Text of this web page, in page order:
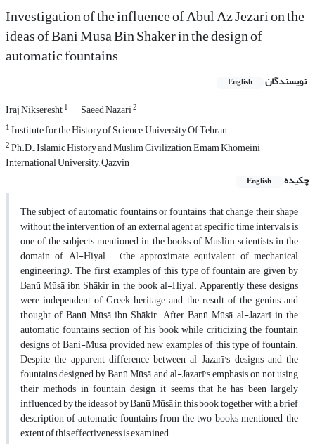
Investigation of the influence of Abul Az Jezari on the
ideas of Bani Musa Bin Shaker in the design of
automatic fountains
نویسندگان English
Iraj Nikseresht1 Saeed Nazari2
1Institute for the History of Science, University Of Tehran,
2Ph.D., Islamic History and Muslim Civilization, Emam Khomeini
International University, Qazvin
چکیده
English
The subject of automatic fountains or fountains that change their shape
without the intervention of an external agent at specific time intervals is
one of the subjects mentioned in the books of Muslim scientists in the
domain of Al-Hiyal. , (the approximate equivalent of mechanical
engineering). The first examples of this type of fountain are given by
Banū Mūsā ibn Shākir in the book al-Hiyal. Apparently these designs
were independent of Greek heritage and the result of the genius and
thought of Banū Mūsā ibn Shākir. After Banū Mūsā, al-Jazarī in the
automatic fountains section of his book while criticizing the fountain
designs of Bani-Musa provided new examples of this type of fountain.
Despite the apparent difference between al-Jazarī's designs and the
fountains designed by Banū Mūsā and al-Jazarī's emphasis on not using
their methods in fountain design, it seems that he has been largely
influenced by the ideas of by Banū Mūsā in this book, together with a brief
description of automatic fountains from the two books mentioned, the
extent of this effectiveness is examined.